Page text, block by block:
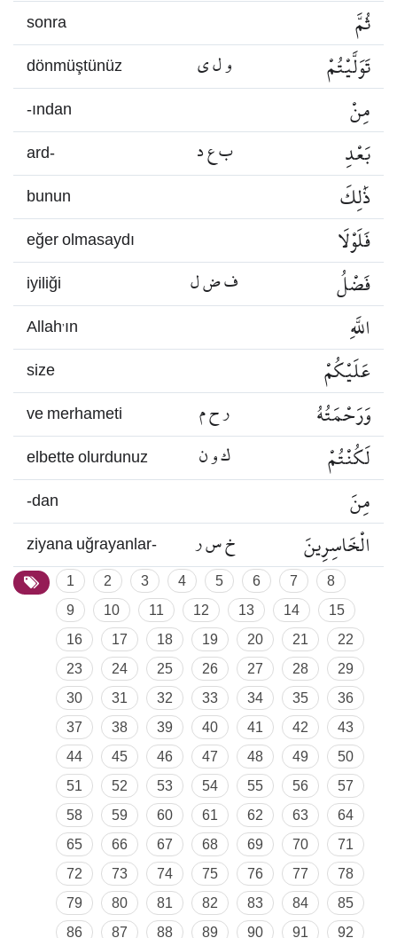
sonra ثُمَّ
dönmüştünüz و ل ي تَوَلَّيْتُمْ
-ından مِنْ
ard- ب ع د بَعْدِ
bunun ذَٰلِكَ
eğer olmasaydı فَلَوْلَا
iyiliği ف ض ل فَضْلُ
Allah’ın اللَّهِ
size عَلَيْكُمْ
ve merhameti ر ح م وَرَحْمَتُهُ
elbette olurdunuz ك و ن لَكُنْتُمْ
-dan مِنَ
ziyana uğrayanlar- خ س ر الْخَاسِرِينَ
1 2 3 4 5 6 7
8
9
10 11 12 13 14
15
16
17 18 19 20 21
22
23
24 25 26 27 28
29
30
31 32 33 34 35
36
37
38 39 40 41 42
43
44
45 46 47 48 49
50
51
52 53 54 55 56
57
58
59 60 61 62 63
64
65
66 67 68 69 70
71
72
73 74 75 76 77
78
79
80 81 82 83 84
85
86
87 88 89 90 91
92